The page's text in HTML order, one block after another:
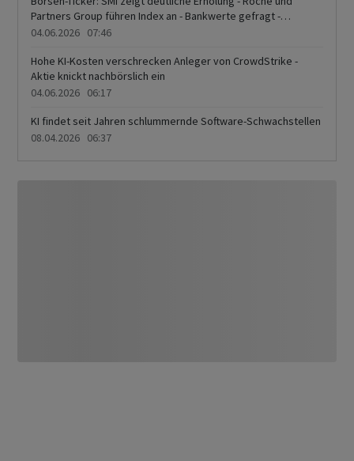
Partners Group führen Index an - Bankwerte gefragt -
Burckhardt sackt ab
04.06.2026 07:46
Hohe KI-Kosten verschrecken Anleger von CrowdStrike -
Aktie knickt nachbörslich ein
04.06.2026 06:17
KI findet seit Jahren schlummernde Software-Schwachstellen
08.04.2026 06:37